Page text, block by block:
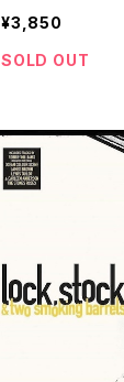
¥3,850
SOLD OUT